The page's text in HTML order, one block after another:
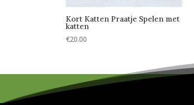
Kort Katten Praatje Spelen met
katten
€20.00